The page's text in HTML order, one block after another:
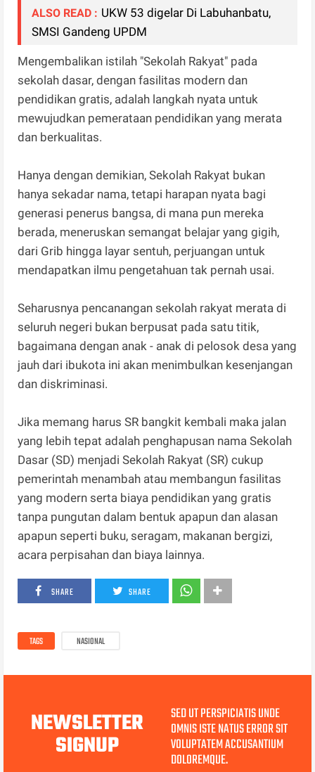
ALSO READ : UKW 53 digelar Di Labuhanbatu,
SMSI Gandeng UPDM
Mengembalikan istilah "Sekolah Rakyat" pada
sekolah dasar, dengan fasilitas modern dan
pendidikan gratis, adalah langkah nyata untuk
mewujudkan pemerataan pendidikan yang merata
dan berkualitas.
Hanya dengan demikian, Sekolah Rakyat bukan
hanya sekadar nama, tetapi harapan nyata bagi
generasi penerus bangsa, di mana pun mereka
berada, meneruskan semangat belajar yang gigih,
dari Grib hingga layar sentuh, perjuangan untuk
mendapatkan ilmu pengetahuan tak pernah usai.
Seharusnya pencanangan sekolah rakyat merata di
seluruh negeri bukan berpusat pada satu titik,
bagaimana dengan anak - anak di pelosok desa yang
jauh dari ibukota ini akan menimbulkan kesenjangan
dan diskriminasi.
Jika memang harus SR bangkit kembali maka jalan
yang lebih tepat adalah penghapusan nama Sekolah
Dasar (SD) menjadi Sekolah Rakyat (SR) cukup
pemerintah menambah atau membangun fasilitas
yang modern serta biaya pendidikan yang gratis
tanpa pungutan dalam bentuk apapun dan alasan
apapun seperti buku, seragam, makanan bergizi,
acara perpisahan dan biaya lainnya.
SHARE SHARE
TAGS NASIONAL
NEWSLETTER
SIGNUP
SED UT PERSPICIATIS UNDE
OMNIS ISTE NATUS ERROR SIT
VOLUPTATEM ACCUSANTIUM
DOLOREMQUE.